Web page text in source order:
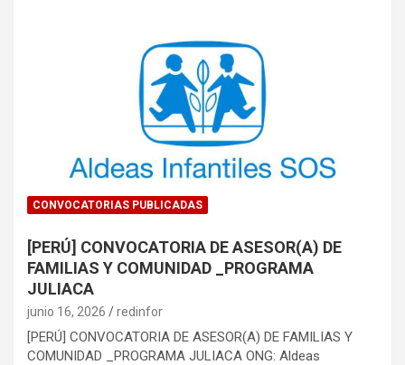
CONVOCATORIAS PUBLICADAS
[PERÚ] CONVOCATORIA DE ASESOR(A) DE
FAMILIAS Y COMUNIDAD _PROGRAMA
JULIACA
junio 16, 2026 redinfor
[PERÚ] CONVOCATORIA DE ASESOR(A) DE FAMILIAS Y
COMUNIDAD _PROGRAMA JULIACA ONG: Aldeas